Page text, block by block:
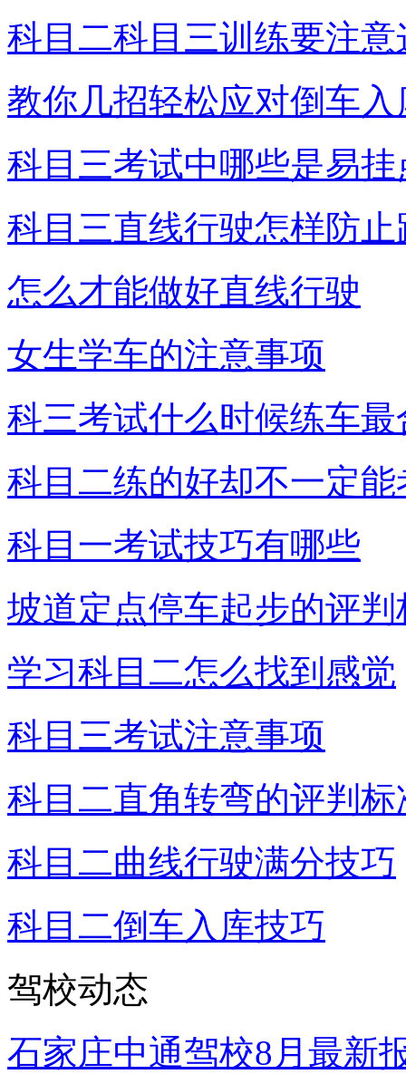
科目二科目三训练要注意
教你几招轻松应对倒车入
科目三考试中哪些是易挂
科目三直线行驶怎样防止
怎么才能做好直线行驶
女生学车的注意事项
科三考试什么时候练车最
科目二练的好却不一定能
科目一考试技巧有哪些
坡道定点停车起步的评
学习科目二怎么找到感觉
科目三考试注意事项
科目二直角转弯的评判
科目二曲线行驶满分技巧
科目二倒车入库技巧
驾校动态
石家庄中通驾校8月最新